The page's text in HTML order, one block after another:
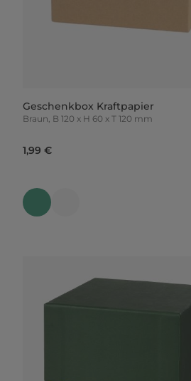
Geschenkbox Kraftpapier
Braun, B 120 x H 60 x T 120 mm
1,99 €